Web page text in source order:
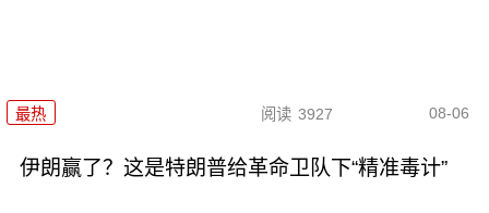
最热 阅读 3927 08-06
伊朗赢了？这是特朗普给革命卫队下“精准毒计”